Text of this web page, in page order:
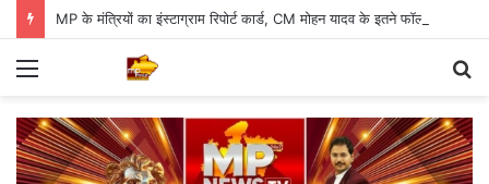
MP के मंत्रियों का इंस्टाग्राम रिपोर्ट कार्ड, CM मोहन यादव के इतने फॉलोअर्स
Menu